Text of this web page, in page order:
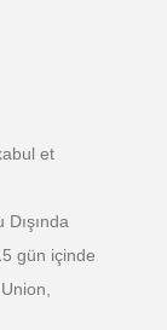
et
gün içinde